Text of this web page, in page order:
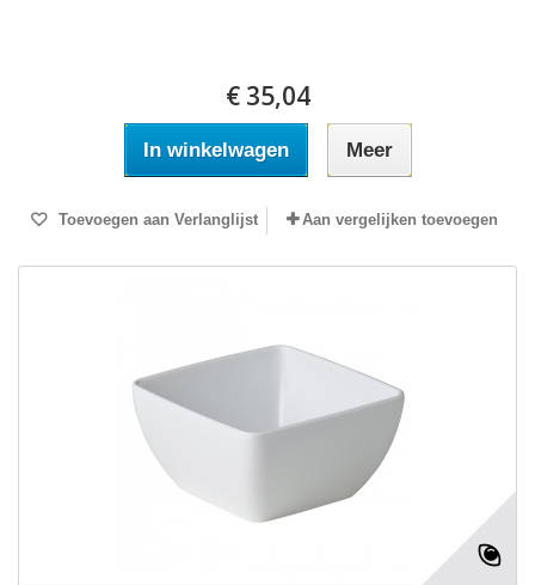
€ 35,04
In winkelwagen Meer
Toevoegen aan Verlanglijst Aan vergelijken toevoegen